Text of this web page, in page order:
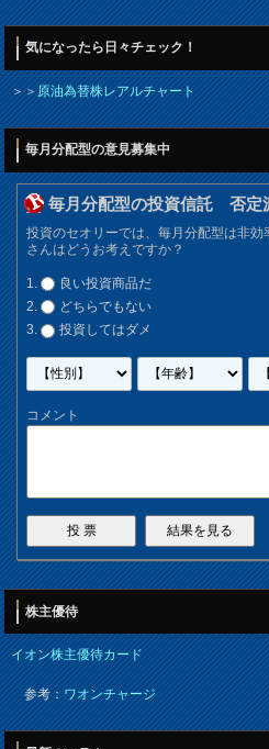
気になったら日々チェック！
＞＞原油為替株レアルチャート
毎月分配型の意見募集中
毎月分配型の投資信託 否定
投資のセオリーでは、毎月分配型は非
さんはどうお考えですか？
良い投資商品だ
どちらでもない
投資してはダメ
コメント
株主優待
イオン株主優待カード
参考：ワオンチャージ